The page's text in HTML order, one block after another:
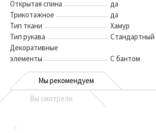
Открытая спина
да
Трикотажное
да
Тип ткани
Хамур
Тип рукава
Стандартный
Декоративные
элементы
С бантом
Мы рекомендуем
Вы смотрели